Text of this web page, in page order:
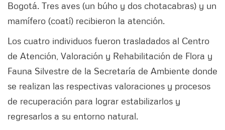
Bogotá. Tres aves (un búho y dos chotacabras) y un
mamífero (coatí) recibieron la atención.
Los cuatro individuos fueron trasladados al Centro
de Atención, Valoración y Rehabilitación de Flora y
Fauna Silvestre de la Secretaría de Ambiente donde
se realizan las respectivas valoraciones y procesos
de recuperación para lograr estabilizarlos y
regresarlos a su entorno natural.